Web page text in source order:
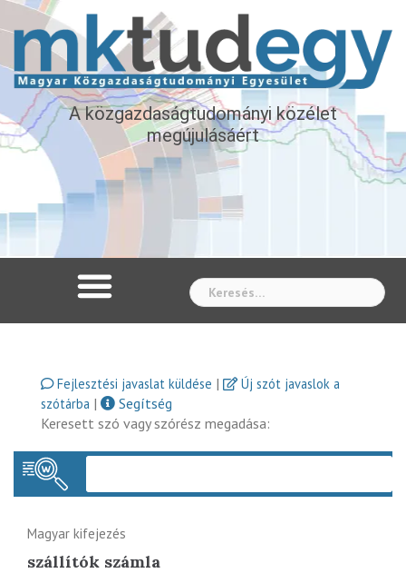
A közgazdaságtudományi közélet
megújulásáért
Fejlesztési javaslat küldése |
Új szót javaslok a
szótárba |
Segítség
Keresett szó vagy szórész megadása:
Magyar kifejezés
szállítók számla